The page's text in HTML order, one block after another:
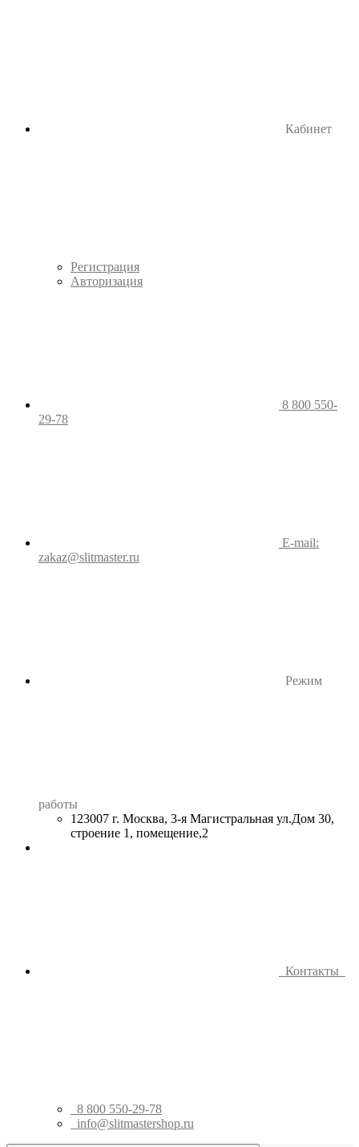
Кабинет
Регистрация
Авторизация
8 800 550-
29-78
E-mail:
zakaz@slitmaster.ru
Режим
работы
123007 г. Москва, 3-я Магистральная ул.Дом 30,
строение 1, помещение,2
Контакты
8 800 550-29-78
info@slitmastershop.ru